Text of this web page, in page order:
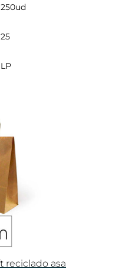
250ud
25
LP
reciclado asa